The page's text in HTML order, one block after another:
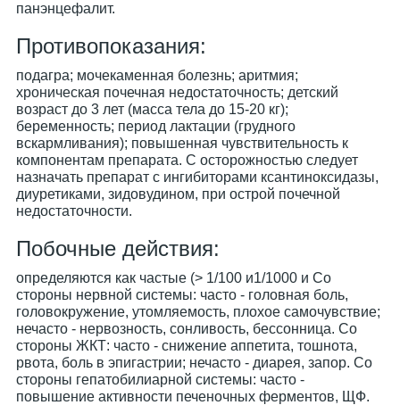
панэнцефалит.
Противопоказания:
подагра; мочекаменная болезнь; аритмия;
хроническая почечная недостаточность; детский
возраст до 3 лет (масса тела до 15-20 кг);
беременность; период лактации (грудного
вскармливания); повышенная чувствительность к
компонентам препарата. С осторожностью следует
назначать препарат с ингибиторами ксантиноксидазы,
диуретиками, зидовудином, при острой почечной
недостаточности.
Побочные действия:
определяются как частые (> 1/100 и1/1000 и Со
стороны нервной системы: часто - головная боль,
головокружение, утомляемость, плохое самочувствие;
нечасто - нервозность, сонливость, бессонница. Со
стороны ЖКТ: часто - снижение аппетита, тошнота,
рвота, боль в эпигастрии; нечасто - диарея, запор. Со
стороны гепатобилиарной системы: часто -
повышение активности печеночных ферментов, ЩФ.